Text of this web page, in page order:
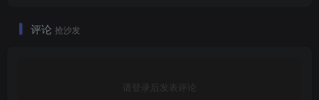
评论 抢沙发
请登录后发表评论